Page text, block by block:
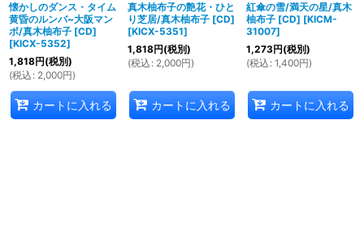
懐かしのダンス・タイム
黄昏のルンバ~大阪マン
ボ/真木柚布子 [CD]
[KICX-5352]
1,818円(税別)
(税込 : 2,000円)
カートに入れる
真木柚布子の艶花・ひと
り芝居/真木柚布子 [CD]
[KICX-5351]
1,818円(税別)
(税込 : 2,000円)
カートに入れる
紅傘の雪/満天の星/真木
柚布子 [CD] [KICM-
31007]
1,273円(税別)
(税込 : 1,400円)
カートに入れる